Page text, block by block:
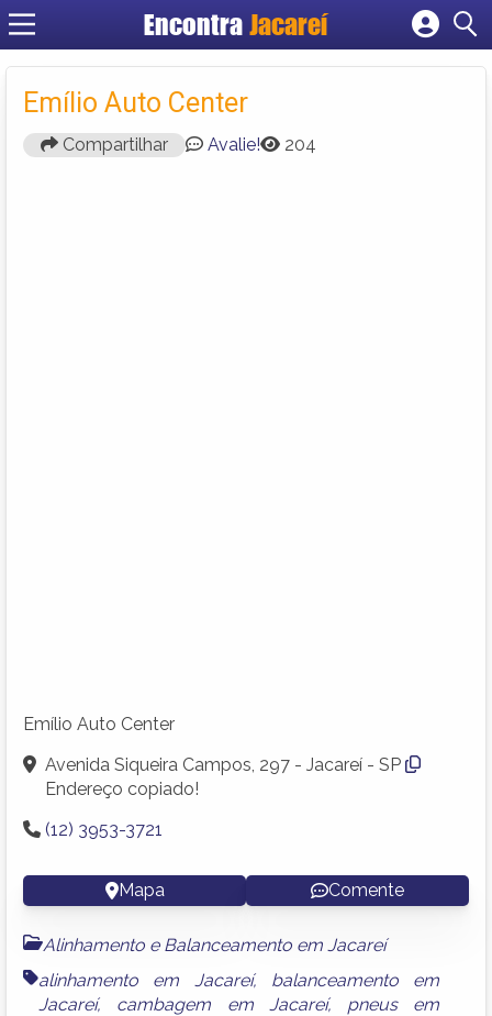
Encontra Jacareí
Cadastrar empresa
Criar conta
Emílio Auto Center
Compartilhar Avalie! 204
Emílio Auto Center
Avenida Siqueira Campos, 297 - Jacareí - SP
Endereço copiado!
(12) 3953-3721
Mapa Comente
Alinhamento e Balanceamento em Jacareí
alinhamento em Jacareí, balanceamento em
Jacareí, cambagem em Jacareí, pneus em